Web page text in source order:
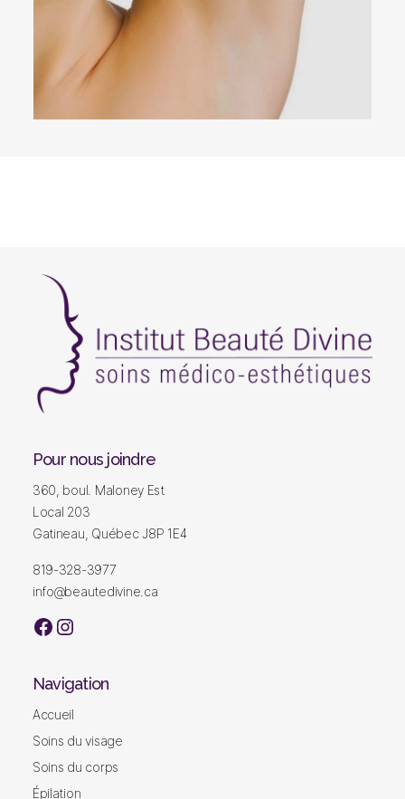
divine
Institut
de
beauté
Soins
du
visage
|
Soins
corps
|
Lumière
|
Gatineau
Pour nous joindre
360, boul. Maloney Est
Local 203
Gatineau, Québec J8P 1E4
819-328-3977
info@beautedivine.ca
facebook
Instagram
Navigation
Accueil
Soins du visage
Soins du corps
Épilation